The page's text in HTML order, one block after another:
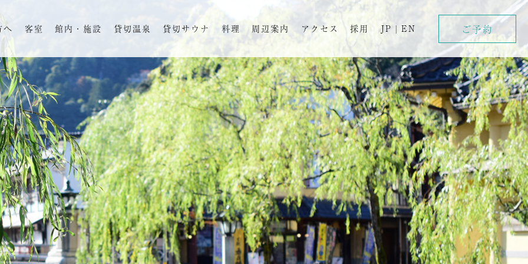
へ 客室 館内・施設 貸切温泉 貸切サウナ 料理 周辺案内 アクセス 採用 JP | EN ご予約